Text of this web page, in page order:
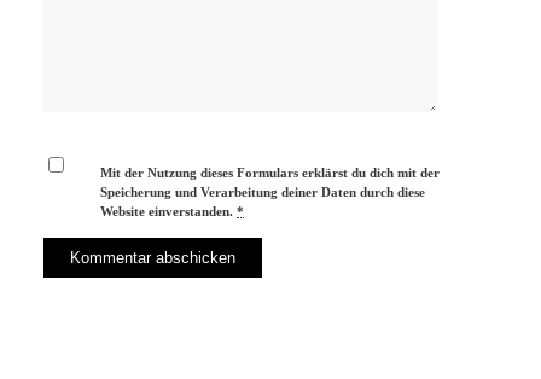
Mit der Nutzung dieses Formulars erklärst du dich mit der
Speicherung und Verarbeitung deiner Daten durch diese
Website einverstanden.*